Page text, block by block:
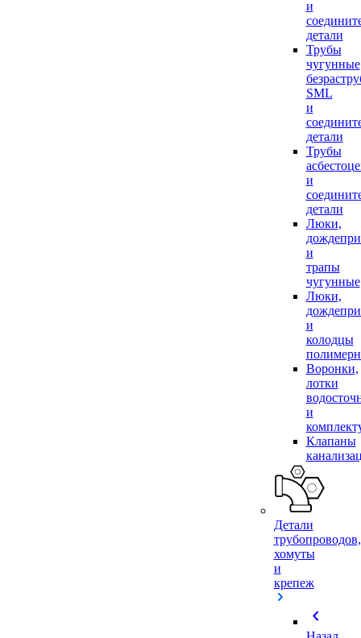
и
детали
Трубы
чугунные
SML
и
детали
Трубы
и
детали
Люки,
и
трапы
чугунные
Люки,
и
колодцы
Воронки,
лотки
и
Клапаны
Детали
трубопроводов,
хомуты
и
крепеж
chevron_left